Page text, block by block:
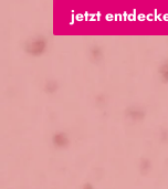
jetzt